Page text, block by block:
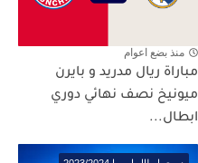
منذ بضع اعوام
مباراة ريال مدريد و بايرن
ميونيخ نصف نهائي دوري
ابطال...